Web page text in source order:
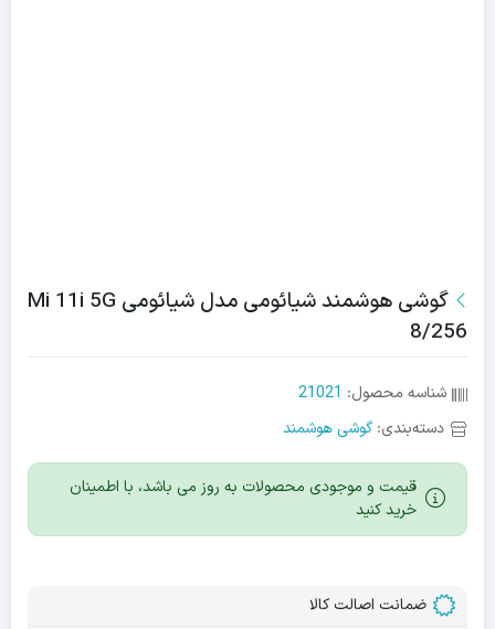
گوشی هوشمند شیائومی مدل شیائومی Mi 11i 5G
8/256
شناسه محصول: 21021
دسته‌بندی: گوشی هوشمند
قیمت و موجودی محصولات به روز می باشد، با اطمینان
خرید کنید
ضمانت اصالت کالا